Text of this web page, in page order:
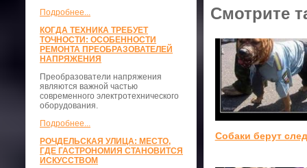
Подробнее...
КОГДА ТЕХНИКА ТРЕБУЕТ
ТОЧНОСТИ: ОСОБЕННОСТИ
РЕМОНТА ПРЕОБРАЗОВАТЕЛЕЙ
НАПРЯЖЕНИЯ
Преобразователи напряжения
являются важной частью
современного электротехнического
оборудования.
Подробнее...
РОЧДЕЛЬСКАЯ УЛИЦА: МЕСТО,
ГДЕ ГАСТРОНОМИЯ СТАНОВИТСЯ
ИСКУССТВОМ
Смотрите
Собаки берут след